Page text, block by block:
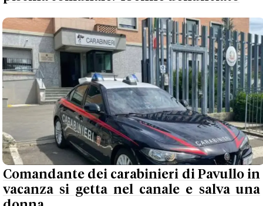
Comandante dei carabinieri di Pavullo in
vacanza si getta nel canale e salva una